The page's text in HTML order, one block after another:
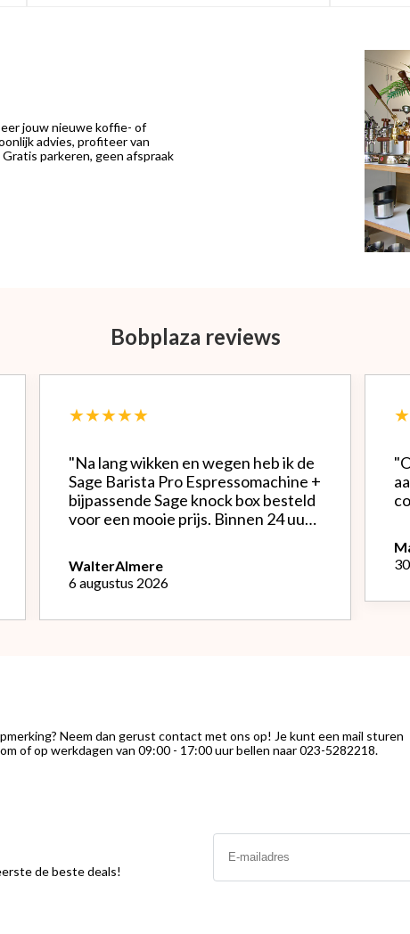
jouw nieuwe koffie- of
advies, profiteer van
parkeren, geen afspraak
Bobplaza reviews
★★★★★
"Na lang wikken en wegen heb ik de
Sage Barista Pro Espressomachine +
bijpassende Sage knock box besteld
voor een mooie prijs. Binnen 24 uur
instellen bonenmolen heb ik van de
eerste kopjes uitstekende espresso
WalterAlmere
6 augustus 2026
Neem dan gerust contact met ons op! Je kunt een mail sturen
of op werkdagen van 09:00 - 17:00 uur bellen naar 023-5282218.
de beste deals!
Email